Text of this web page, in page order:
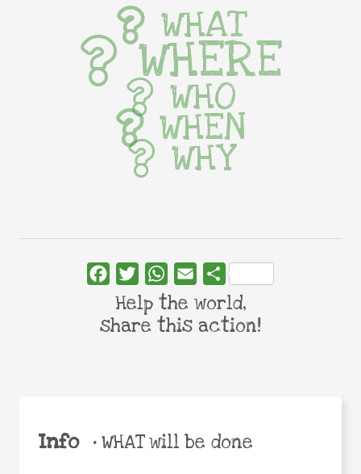
Info •WHAT will be done
WHAT
WHERE
WHO
WHEN
WHY
FacebookTwitterWhatsApp
Email Share
Help the world,
share this action!